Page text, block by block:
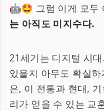
🤖🤩 그럼 이게 모두
는 아직도 미지수다.
21세기는 디지털 시
있을지 아무도 확실
은, 이 전통과 현대,
리가 얻을 수 있는 교